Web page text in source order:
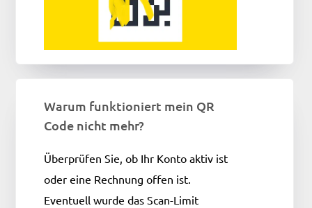
Warum funktioniert mein QR
Code nicht mehr?
Überprüfen Sie, ob Ihr Konto aktiv ist
oder eine Rechnung offen ist.
Eventuell wurde das Scan-Limit